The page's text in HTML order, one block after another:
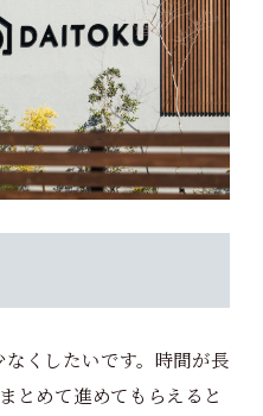
くしたいです。時間が長
とめて進めてもらえると